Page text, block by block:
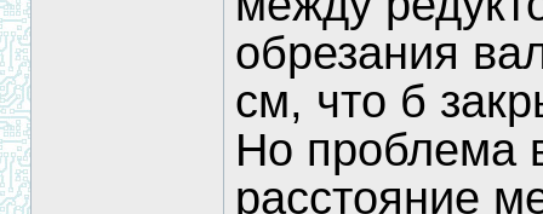
обрезания
см, что б
Но проблема
расстояние